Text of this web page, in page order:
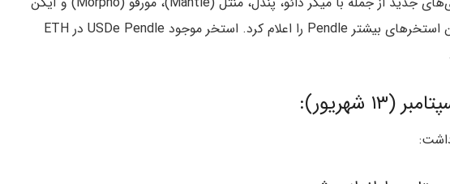
لیر (EigenLayer Points) و همچنین استخرهای بیشتر Pendle را اعلام کرد. استخر موجود USDe Pendle در ETH